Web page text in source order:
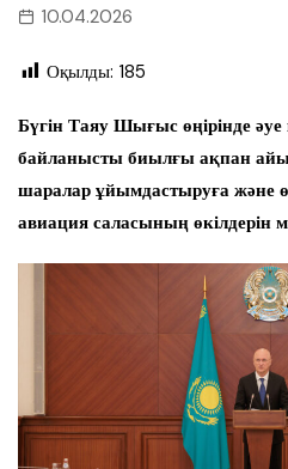
10.04.2026
Оқылды: 185
Бүгін Таяу Шығыс өңірінде әуе
байланысты биылғы ақпан
шаралар ұйымдастыруға және
авиация саласының өкілдерін